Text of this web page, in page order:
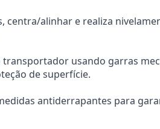
centra/alinhar e realiza
usando garras
de superfície.
antiderrapantes para